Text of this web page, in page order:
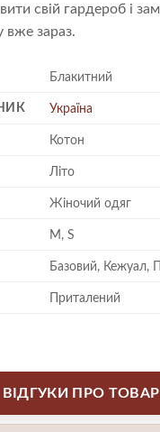
свій гардероб і
вже зараз.
Блакитний
Україна
Котон
Літо
Жіночий одяг
M, S
Базовий, Кежуал,
Приталений
ВІДГУКИ ПРО ТОВАР